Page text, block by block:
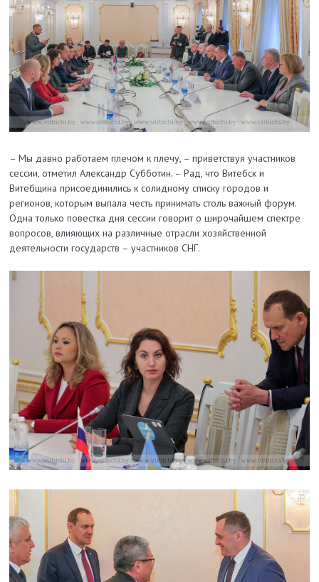
– Мы давно работаем плечом к плечу, – приветствуя участников
сессии, отметил Александр Субботин. – Рад, что Витебск и
Витебщина присоединились к солидному списку городов и
регионов, которым выпала честь принимать столь важный форум.
Одна только повестка дня сессии говорит о широчайшем спектре
вопросов, влияющих на различные отрасли хозяйственной
деятельности государств – участников СНГ.